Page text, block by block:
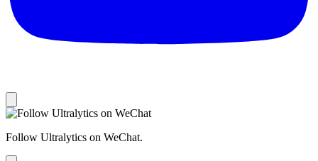
Follow Ultralytics on WeChat.